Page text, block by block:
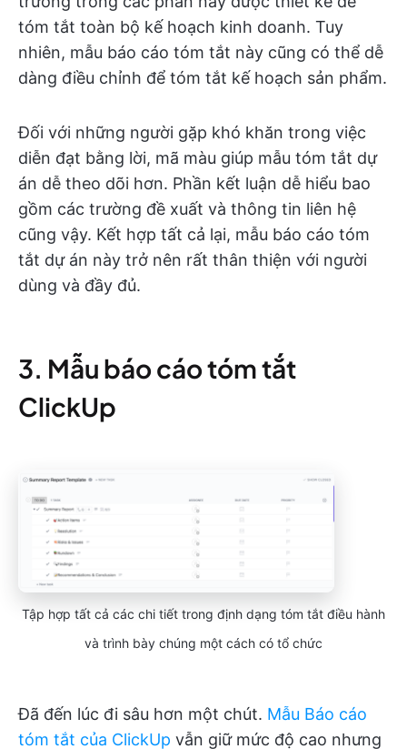
tóm tắt toàn bộ kế hoạch kinh doanh. Tuy
nhiên, mẫu báo cáo tóm tắt này cũng có thể dễ
dàng điều chỉnh để tóm tắt kế hoạch sản phẩm.
Đối với những người gặp khó khăn trong việc
diễn đạt bằng lời, mã màu giúp mẫu tóm tắt dự
án dễ theo dõi hơn. Phần kết luận dễ hiểu bao
gồm các trường đề xuất và thông tin liên hệ
cũng vậy. Kết hợp tất cả lại, mẫu báo cáo tóm
tắt dự án này trở nên rất thân thiện với người
dùng và đầy đủ.
3. Mẫu báo cáo tóm tắt
ClickUp
Tập hợp tất cả các chi tiết trong định dạng tóm tắt điều hành
và trình bày chúng một cách có tổ chức
Đã đến lúc đi sâu hơn một chút. Mẫu Báo cáo
tóm tắt của ClickUp vẫn giữ mức độ cao nhưng